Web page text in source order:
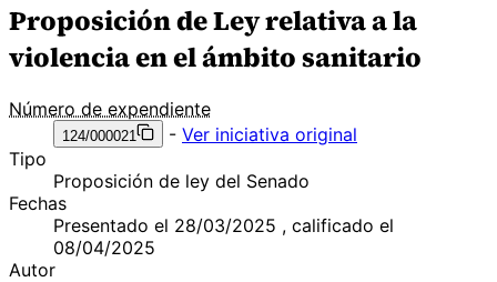
Proposición de Ley relativa a la
violencia en el ámbito sanitario
Número de expendiente
124/000021 - Ver iniciativa original
Tipo
Proposición de ley del Senado
Fechas
Presentado el 28/03/2025 , calificado el
08/04/2025
Autor